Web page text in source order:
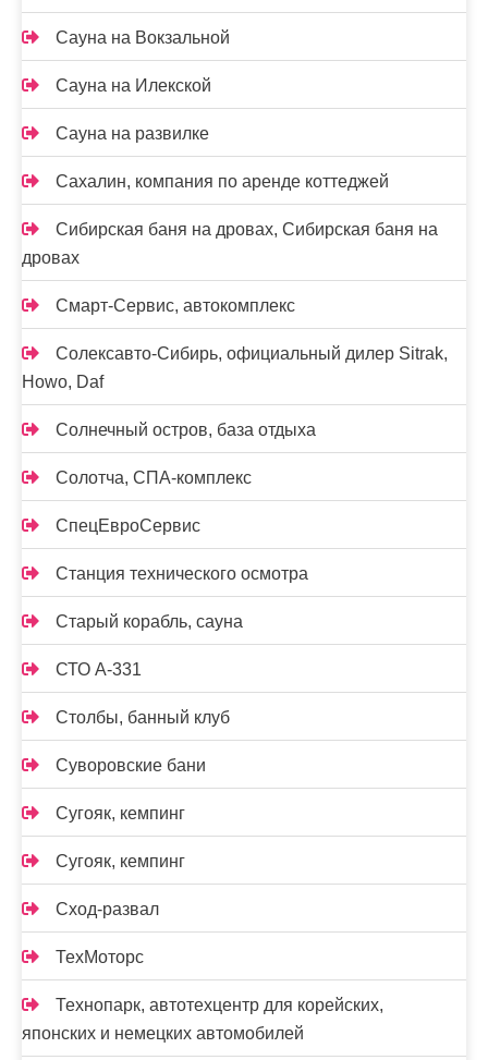
Сауна на Вокзальной
Сауна на Илекской
Сауна на развилке
Сахалин, компания по аренде коттеджей
Сибирская баня на дровах, Сибирская баня на
дровах
Смарт-Сервис, автокомплекс
Солексавто-Сибирь, официальный дилер Sitrak,
Howo, Daf
Солнечный остров, база отдыха
Солотча, СПА-комплекс
СпецЕвроСервис
Станция технического осмотра
Старый корабль, сауна
СТО А-331
Столбы, банный клуб
Суворовские бани
Сугояк, кемпинг
Сугояк, кемпинг
Сход-развал
ТехМоторс
Технопарк, автотехцентр для корейских,
японских и немецких автомобилей